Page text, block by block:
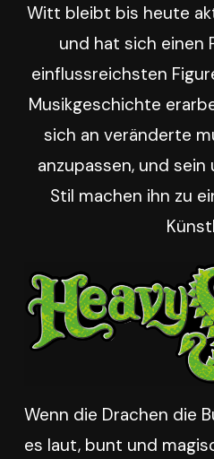
Witt bleibt bis heute
und hat sich einen
einflussreichsten
Musikgeschichte
sich an veränderte
anzupassen, und
Stil machen ihn zu
Wenn die Drachen die
es laut, bunt und